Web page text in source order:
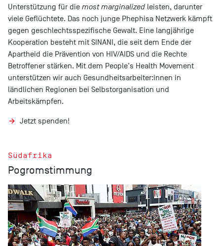
Unterstützung für die most marginalized leisten, darunter
viele Geflüchtete. Das noch junge Phephisa Netzwerk kämpft
gegen geschlechtsspezifische Gewalt. Eine langjährige
Kooperation besteht mit SINANI, die seit dem Ende der
Apartheid die Prävention von HIV/AIDS und die Rechte
Betroffener stärken. Mit dem People's Health Movement
unterstützen wir auch Gesundheitsarbeiter:innen in
ländlichen Regionen bei Selbstorganisation und
Arbeitskämpfen.
Jetzt spenden!
Südafrika
Pogromstimmung